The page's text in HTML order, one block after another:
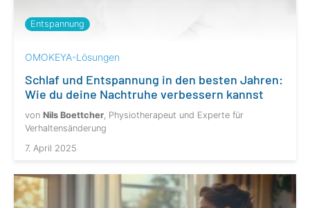
Entspannung
OMOKEYA-Lösungen
Schlaf und Entspannung in den besten Jahren:
Wie du deine Nachtruhe verbessern kannst
von Nils Boettcher, Physiotherapeut und Experte für
Verhaltensänderung
7. April 2025